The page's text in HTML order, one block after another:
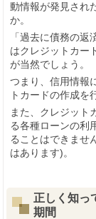
動情報が発見され
か。
「過去に債務の
はクレジットカー
が当然でしょう。
つまり、信用情報
トカードの作成を
また、クレジット
る各種ローンの利
ることはできませ
はあります)。
正しく知っ
期間